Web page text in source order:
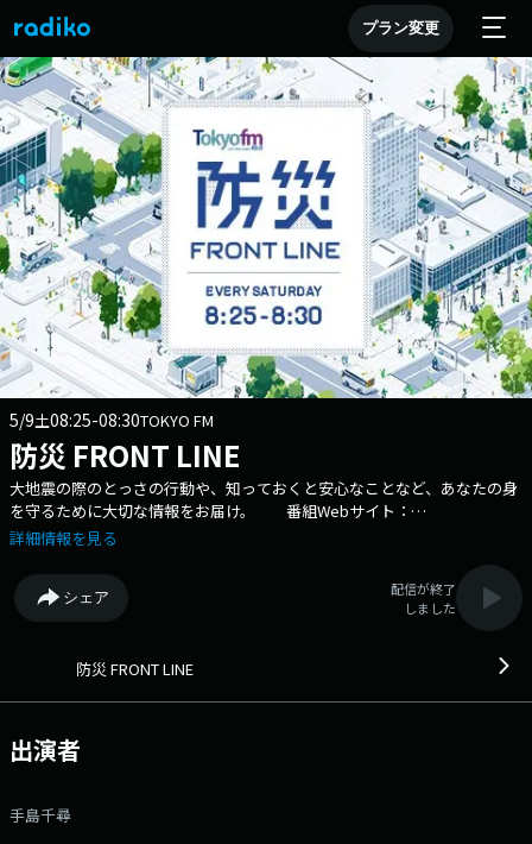
プラン変更
5/9土08:25-08:30TOKYO FM
防災 FRONT LINE
大地震の際のとっさの行動や、知っておくと安心なことなど、あなたの身
を守るために大切な情報をお届け。 番組Webサイト：
https://www.tfm.co.jp/bousai/
詳細情報を見る
シェア
配信が終了
しました
防災 FRONT LINE
出演者
手島千尋